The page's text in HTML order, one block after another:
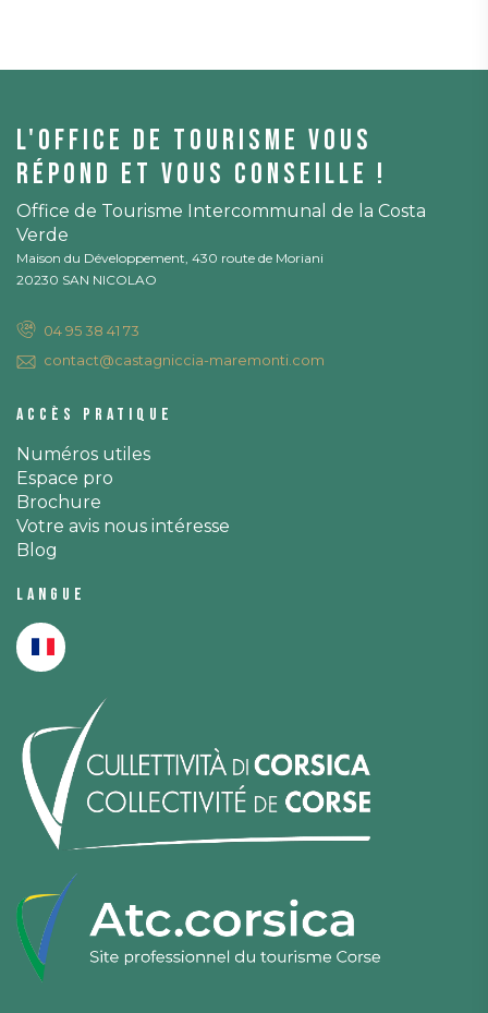
L'office de tourisme vous
répond et vous conseille !
Office de Tourisme Intercommunal de la Costa
Verde
Maison du Développement, 430 route de Moriani
20230 SAN NICOLAO
04 95 38 41 73
contact@castagniccia-maremonti.com
Accès pratique
Numéros utiles
Espace pro
Brochure
Votre avis nous intéresse
Blog
Langue